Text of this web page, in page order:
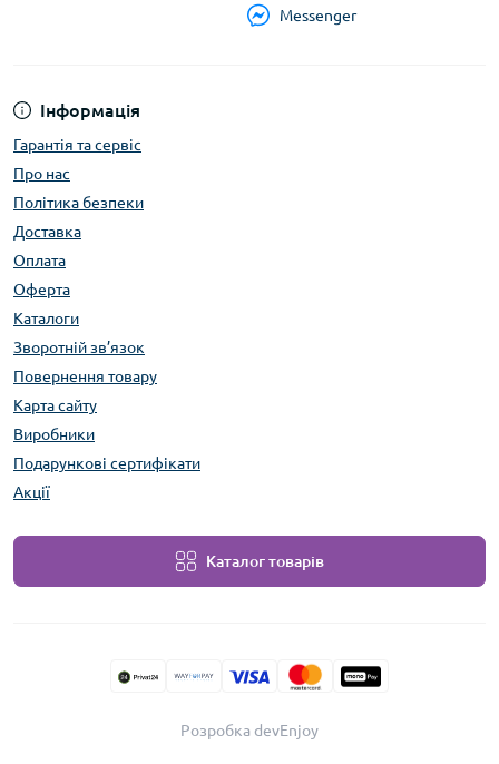
Інформація
Гарантія та сервіс
Про нас
Політика безпеки
Доставка
Оплата
Оферта
Каталоги
Зворотній зв’язок
Повернення товару
Карта сайту
Виробники
Подарункові сертифікати
Акції
Каталог товарів
Messenger
Розробка devEnjoy